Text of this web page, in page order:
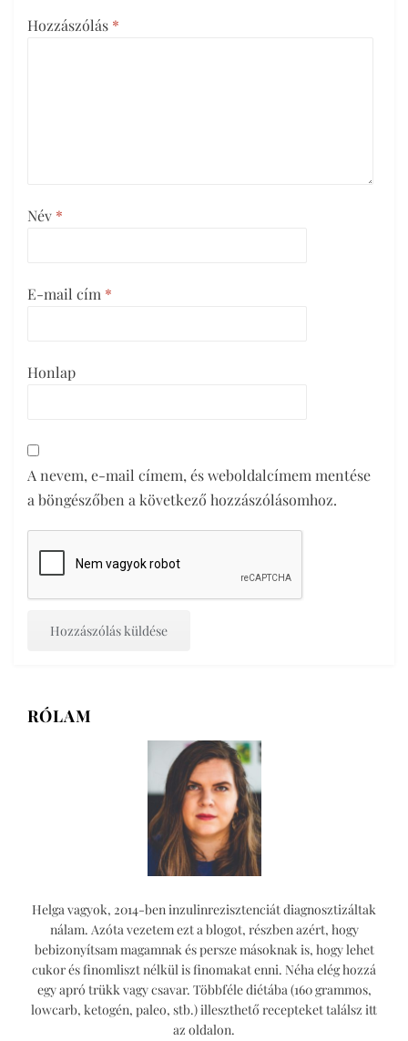
Hozzászólás *
Név *
E-mail cím *
Honlap
A nevem, e-mail címem, és weboldalcímem mentése
a böngészőben a következő hozzászólásomhoz.
RÓLAM
Helga vagyok, 2014-ben inzulinrezisztenciát diagnosztizáltak
nálam. Azóta vezetem ezt a blogot, részben azért, hogy
bebizonyítsam magamnak és persze másoknak is, hogy lehet
cukor és finomliszt nélkül is finomakat enni. Néha elég hozzá
egy apró trükk vagy csavar. Többféle diétába (160 grammos,
lowcarb, ketogén, paleo, stb.) illeszthető recepteket találsz itt
az oldalon.